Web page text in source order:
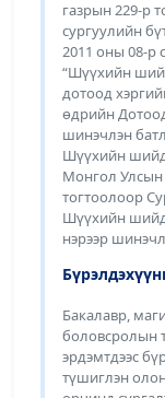
газрын 229-р
сургуулийн
2011 оны 08-р
“Шүүхийн
дотоод
өдрийн
шинэчлэн
Шүүхийн
Монгол Улсын
тогтоолоор
Шүүхийн
нэрээр
Бакалавр,
боловсролын
эрдэмтдээс
түшиглэн